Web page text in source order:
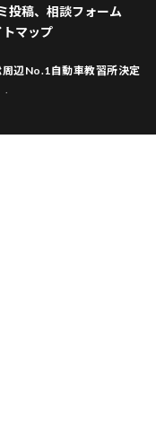
投稿、相談フォーム
マップ
周辺No.1自動車教習所決定
.